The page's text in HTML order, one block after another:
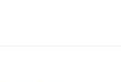
無期雇用]